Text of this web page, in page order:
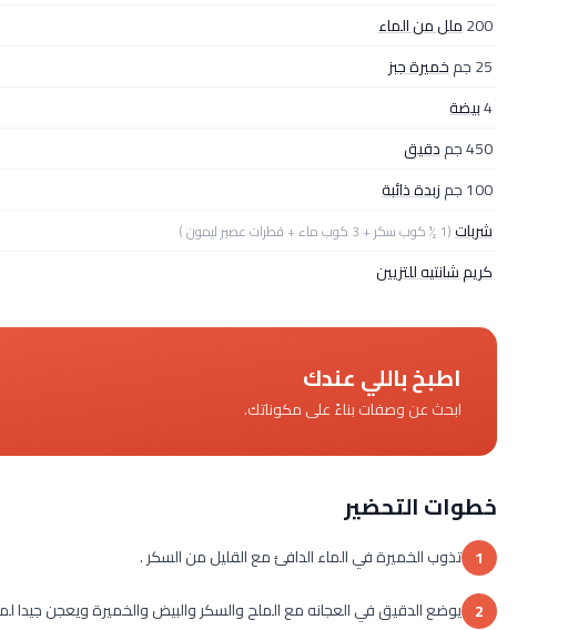
200ملل من الماء
25 جم
خميرة جبز
4بيضة
450 جم
دقيق
100 جم
زبدة ذائبة
شربات(1 ½ كوب سكر + 3 كوب ماء + قطرات عصير ليمون )
كريم شانتيه للتزيين
اطبخ باللي عندك
ابحث عن وصفات بناءً على مكوناتك.
خطوات التحضير
1 تذوب الخميرة في الماء الدافئ مع القليل من السكر .
2 يوضع الدقيق في العجانه مع الملح والسكر والبيض والخميرة ويعجن جيدا لمدة 5